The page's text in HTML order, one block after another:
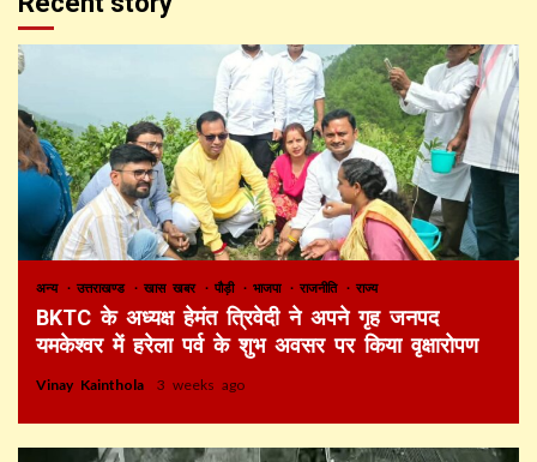
अन्य उत्तराखण्ड खास खबर पौड़ी भाजपा राजनीति राज्य
BKTC के अध्यक्ष हेमंत त्रिवेदी ने अपने गृह जनपद
यमकेश्वर में हरेला पर्व के शुभ अवसर पर किया वृक्षारोपण
Vinay Kainthola 3 weeks ago